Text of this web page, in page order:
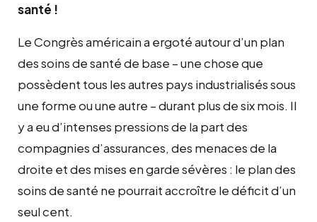
santé !
Le Congrès américain a ergoté autour d’un plan
des soins de santé de base – une chose que
possèdent tous les autres pays industrialisés sous
une forme ou une autre – durant plus de six mois. Il
y a eu d’intenses pressions de la part des
compagnies d’assurances, des menaces de la
droite et des mises en garde sévères : le plan des
soins de santé ne pourrait accroître le déficit d’un
seul cent.